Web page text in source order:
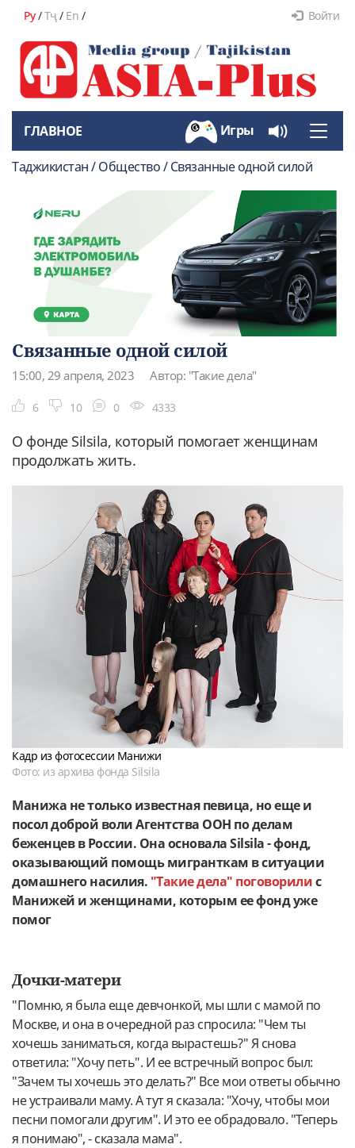
Ру/Тҷ/ En / Войти
Toggle
ГЛАВНОЕ Игры
Таджикистан / Общество / Связанные одной силой
Связанные одной силой
15:00, 29 апреля, 2023 Автор: "Такие дела"
6 10 0 4333
О фонде Silsila, который помогает женщинам
продолжать жить.
Кадр из фотосессии Манижи
Фото: из архива фонда Silsila
Манижа не только известная певица, но еще и
посол доброй воли Агентства ООН по делам
беженцев в России. Она основала Silsila - фонд,
оказывающий помощь мигранткам в ситуации
домашнего насилия. "Такие дела" поговорилис
Манижей и женщинами, которым ее фонд уже
помог
Дочки-матери
"Помню, я была еще девчонкой, мы шли с мамой по
Москве, и она в очередной раз спросила: "Чем ты
хочешь заниматься, когда вырастешь?" Я снова
ответила: "Хочу петь". И ее встречный вопрос был:
"Зачем ты хочешь это делать?" Все мои ответы обычно
не устраивали маму. А тут я сказала: "Хочу, чтобы мои
песни помогали другим". И это ее обрадовало. "Теперь
я понимаю", - сказала мама".